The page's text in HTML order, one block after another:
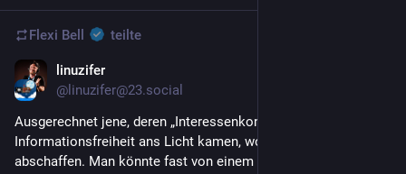
Flexi Bell teilte
linuzifer
@linuzifer@23.social
Ausgerechnet jene, deren „Interessenkonflikte" durch die
Informationsfreiheit ans Licht kamen, wollen sie nun
abschaffen. Man könnte fast von einem Interessenkonflikt